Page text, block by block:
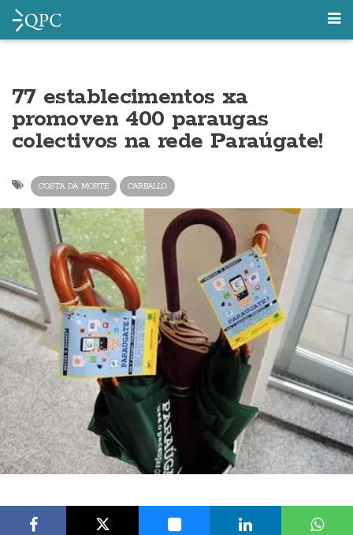
77 establecimentos xa
promoven 400 paraugas
colectivos na rede Paraúgate!
COSTA DA MORTE CARBALLO